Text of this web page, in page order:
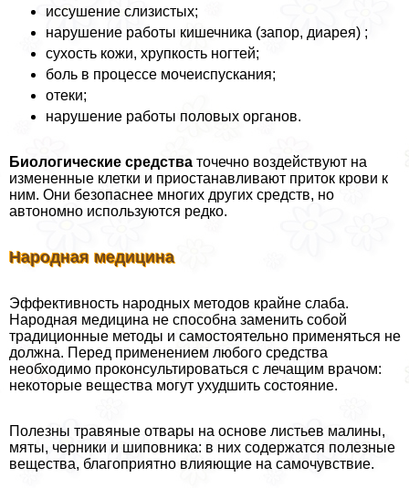
иссушение слизистых;
нарушение работы кишечника (запор, диарея) ;
сухость кожи, хрупкость ногтей;
боль в процессе мочеиспускания;
отеки;
нарушение работы пoлoвых органов.
Биологические средства точечно воздействуют на
измененные клетки и приостанавливают приток крови к
ним. Они безопаснее многих других средств, но
автономно используются редко.
Народная медицина
Эффективность народных методов крайне слаба.
Народная медицина не способна заменить собой
традиционные методы и самостоятельно применяться не
должна. Перед применением любого средства
необходимо проконсультироваться с лечащим врачом:
некоторые вещества могут ухудшить состояние.
Полезны травяные отвары на основе листьев малины,
мяты, черники и шиповника: в них содержатся полезные
вещества, благоприятно влияющие на самочувствие.